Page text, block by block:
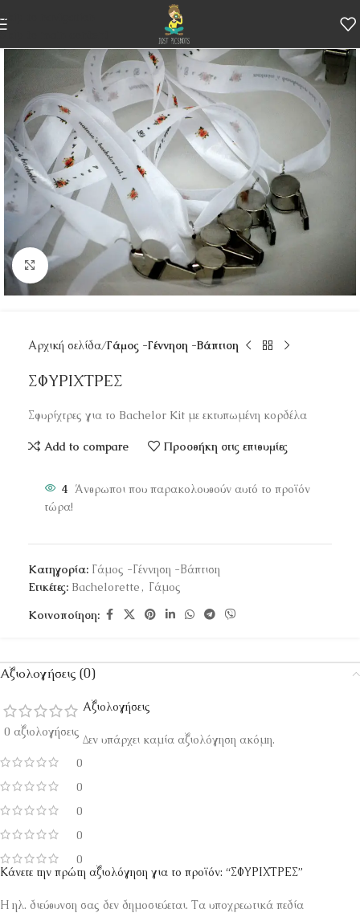
Skip to navigation
Skip to main content
Κάντε κλικ για μεγέθυνση
Αρχική σελίδα Γάμος -Γέννηση -Βάπτιση
ΣΦΥΡΙΧΤΡΕΣ
Σφυρίχτρες για το Bachelor Kit με εκτυπωμένη κορδέλα
Add to compare Προσθήκη στις επιθυμίες
4 Άνθρωποι που παρακολουθούν αυτό το προϊόν
τώρα!
Κατηγορία: Γάμος -Γέννηση -Βάπτιση
Ετικέτες: Bachelorette , Γάμος
Κοινοποίηση:
Αξιολογήσεις (0)
0 αξιολογήσεις
0
0
0
0
0
Αξιολογήσεις
Δεν υπάρχει καμία αξιολόγηση ακόμη.
Κάνετε την πρώτη αξιολόγηση για το προϊόν: “ΣΦΥΡΙΧΤΡΕΣ”
Η ηλ. διεύθυνση σας δεν δημοσιεύεται. Τα υποχρεωτικά πεδία